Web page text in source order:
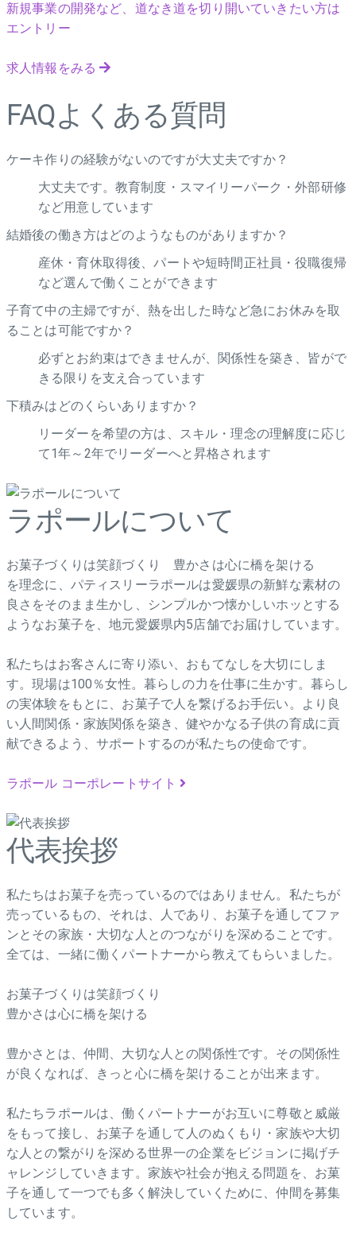
新規事業の開発など、道なき道を切り開いていきたい方は
エントリー
求人情報をみる
FAQよくある質問
ケーキ作りの経験がないのですが大丈夫ですか？
大丈夫です。教育制度・スマイリーパーク・外部研修
など用意しています
結婚後の働き方はどのようなものがありますか？
産休・育休取得後、パートや短時間正社員・役職復帰
など選んで働くことができます
子育て中の主婦ですが、熱を出した時など急にお休みを取
ることは可能ですか？
必ずとお約束はできませんが、関係性を築き、皆がで
きる限りを支え合っています
下積みはどのくらいありますか？
リーダーを希望の方は、スキル・理念の理解度に応じ
て1年～2年でリーダーへと昇格されます
ラポールについて
お菓子づくりは笑顔づくり 豊かさは心に橋を架ける
を理念に、パティスリーラポールは愛媛県の新鮮な素材の
良さをそのまま生かし、シンプルかつ懐かしいホッとする
ようなお菓子を、地元愛媛県内5店舗でお届けしています。
私たちはお客さんに寄り添い、おもてなしを大切にしま
す。現場は100％女性。暮らしの力を仕事に生かす。暮らし
の実体験をもとに、お菓子で人を繋げるお手伝い。より良
い人間関係・家族関係を築き、健やかなる子供の育成に貢
献できるよう、サポートするのが私たちの使命です。
ラポール コーポレートサイト
代表挨拶
私たちはお菓子を売っているのではありません。私たちが
売っているもの、それは、人であり、お菓子を通してファ
ンとその家族・大切な人とのつながりを深めることです。
全ては、一緒に働くパートナーから教えてもらいました。
お菓子づくりは笑顔づくり
豊かさは心に橋を架ける
豊かさとは、仲間、大切な人との関係性です。その関係性
が良くなれば、きっと心に橋を架けることが出来ます。
私たちラポールは、働くパートナーがお互いに尊敬と威厳
をもって接し、お菓子を通して人のぬくもり・家族や大切
な人との繋がりを深める世界一の企業をビジョンに掲げチ
ャレンジしていきます。家族や社会が抱える問題を、お菓
子を通して一つでも多く解決していくために、仲間を募集
しています。